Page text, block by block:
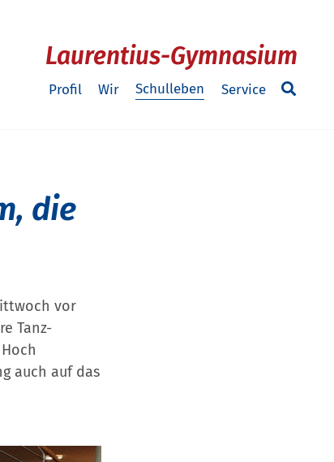
Laurentius-Gymnasium
Profil Wir Schulleben Service
die
vor
Tanz-
auch auf das